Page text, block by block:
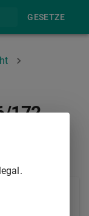
GESETZE
172
2008 wird